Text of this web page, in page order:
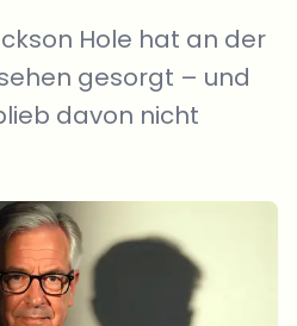
Hole hat an der
gesorgt – und
davon nicht